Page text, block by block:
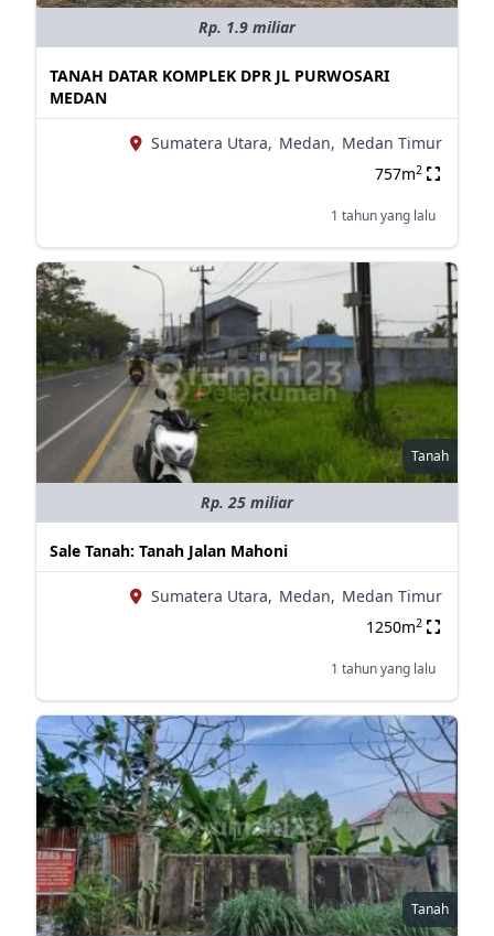
Rp. 1.9 miliar
TANAH DATAR KOMPLEK DPR JL PURWOSARI
MEDAN
Sumatera Utara, Medan, Medan Timur
757m2
1 tahun yang lalu
Tanah
Rp. 25 miliar
Sale Tanah: Tanah Jalan Mahoni
Sumatera Utara, Medan, Medan Timur
1250m2
1 tahun yang lalu
Tanah